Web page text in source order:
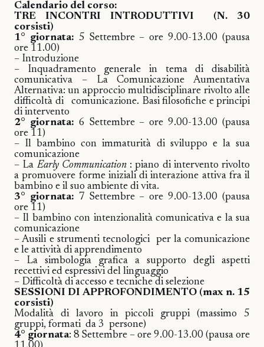
Calendario del corso:
TRE INCONTRI INTRODUTTIVI
(N. 30
corsisti)
1° giornata: 5 Settembre – ore 9.00-13.00 (pausa
ore 11.00)
– Introduzione
– Inquadramento generale in tema di disabilità
comunicativa – La Comunicazione Aumentativa
Alternativa: un approccio multidisciplinare rivolto alle
difficoltà di
comunicazione. Basi filosofiche e principi
di intervento
2° giornata: 6 Settembre – ore 9.00-13.00 (pausa
ore 11)
– Il bambino con immaturità di sviluppo e la sua
comunicazione
– LaEarly Communication: piano di intervento rivolto
a promuovere forme iniziali di interazione attiva fra il
bambino e il suo ambiente di vita.
3° giornata: 7 Settembre – ore 9.00-13.00 (pausa
ore 11)
– Il bambino con intenzionalità comunicativa e la sua
comunicazione
– Ausili e strumenti tecnologici
per la comunicazione
e le attività di apprendimento
– La simbologia grafica a supporto degli aspetti
recettivi ed espressivi del linguaggio
– Difficoltà di accesso e tecniche di selezione
SESSIONI DI APPROFONDIMENTO (max n. 15
corsisti)
Modalità di lavoro in piccoli gruppi (massimo 5
gruppi, formati da 3 persone)
4° giornata: 8 Settembre – ore 9.00-13.00 (pausa ore